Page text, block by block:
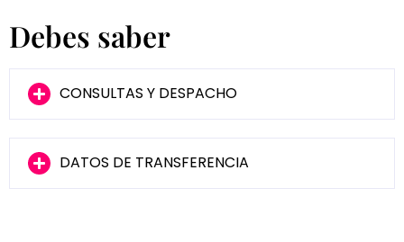
Debes saber
CONSULTAS Y DESPACHO
DATOS DE TRANSFERENCIA